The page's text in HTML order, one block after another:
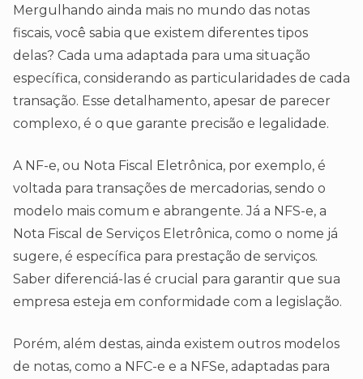
Mergulhando ainda mais no mundo das notas
fiscais, você sabia que existem diferentes tipos
delas? Cada uma adaptada para uma situação
específica, considerando as particularidades de cada
transação. Esse detalhamento, apesar de parecer
complexo, é o que garante precisão e legalidade.
A NF-e, ou Nota Fiscal Eletrônica, por exemplo, é
voltada para transações de mercadorias, sendo o
modelo mais comum e abrangente. Já a NFS-e, a
Nota Fiscal de Serviços Eletrônica, como o nome já
sugere, é específica para prestação de serviços.
Saber diferenciá-las é crucial para garantir que sua
empresa esteja em conformidade com a legislação.
Porém, além destas, ainda existem outros modelos
de notas, como a NFC-e e a NFSe, adaptadas para